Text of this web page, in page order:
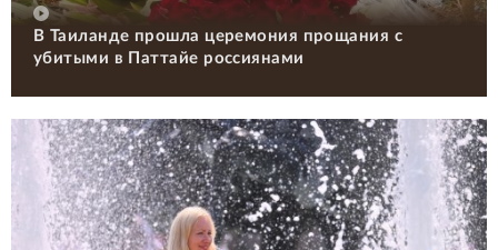
В Таиланде прошла церемония прощания с
убитыми в Паттайе россиянами